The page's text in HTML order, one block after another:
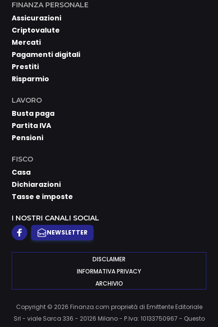
FINANZA PERSONALE
Assicurazioni
Criptovalute
Mercati
Pagamenti digitali
Prestiti
Risparmio
LAVORO
Busta paga
Partita IVA
Pensioni
FISCO
Casa
Dichiarazioni
Tasse e imposte
I NOSTRI CANALI SOCIAL
NEWSLETTER
DISCLAIMER
INFORMATIVA PRIVACY
ARCHIVIO
Copyright © 2026 Finanza.com proprietà di Emittente Editoriale
Srl - viale Sarca 336 - 20126 Milano - P.Iva: 10133750967 - Questo